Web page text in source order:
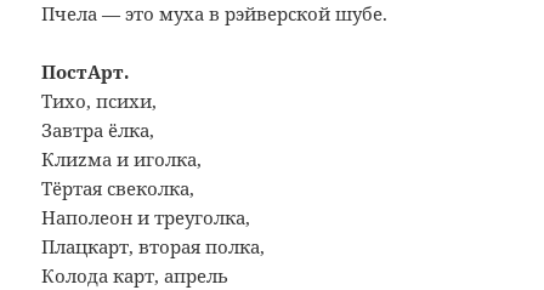
Пчела — это муха в рэйверской шубе.
ПостАрт.
Тихо, психи,
Завтра ёлка,
Клиzма и иголка,
Тёртая свеколка,
Наполеон и треуголка,
Плацкарт, вторая полка,
Колода карт, апрель